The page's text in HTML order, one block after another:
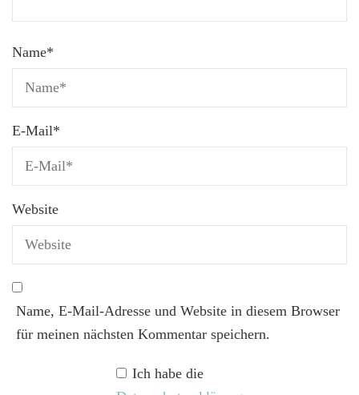
Name*
E-Mail*
Website
Name, E-Mail-Adresse und Website in diesem Browser
für meinen nächsten Kommentar speichern.
Ich habe die